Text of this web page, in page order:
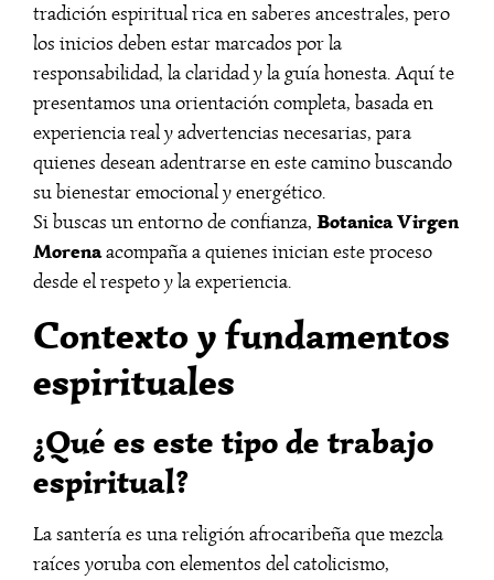
tradición espiritual rica en saberes ancestrales, pero
los inicios deben estar marcados por la
responsabilidad, la claridad y la guía honesta. Aquí te
presentamos una orientación completa, basada en
experiencia real y advertencias necesarias, para
quienes desean adentrarse en este camino buscando
su bienestar emocional y energético.
Si buscas un entorno de confianza, Botanica Virgen
Morenaacompaña a quienes inician este proceso
desde el respeto y la experiencia.
Contexto y fundamentos
espirituales
¿Qué es este tipo de trabajo
espiritual?
La santería es una religión afrocaribeña que mezcla
raíces yoruba con elementos del catolicismo,